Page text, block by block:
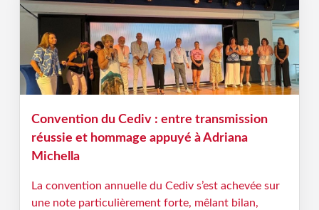
Convention du Cediv : entre transmission
réussie et hommage appuyé à Adriana
Michella
La convention annuelle du Cediv s’est achevée sur
une note particulièrement forte, mêlant bilan,